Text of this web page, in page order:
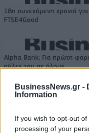
BusinessNews.gr -
Information
If you wish to opt-out
processing of your
18η συνεχόμενη χρονιά
FTSE4Good
Alpha Bank: Για πρώτη
πύλες του σε όλους
ΠΕΡΙΣΣΌΤΕΡΑ